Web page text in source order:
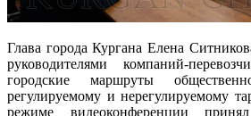
Глава города Кургана Елена
руководителями компаний-
городские маршруты
регулируемому и нерегулируемому
режиме видеоконференции